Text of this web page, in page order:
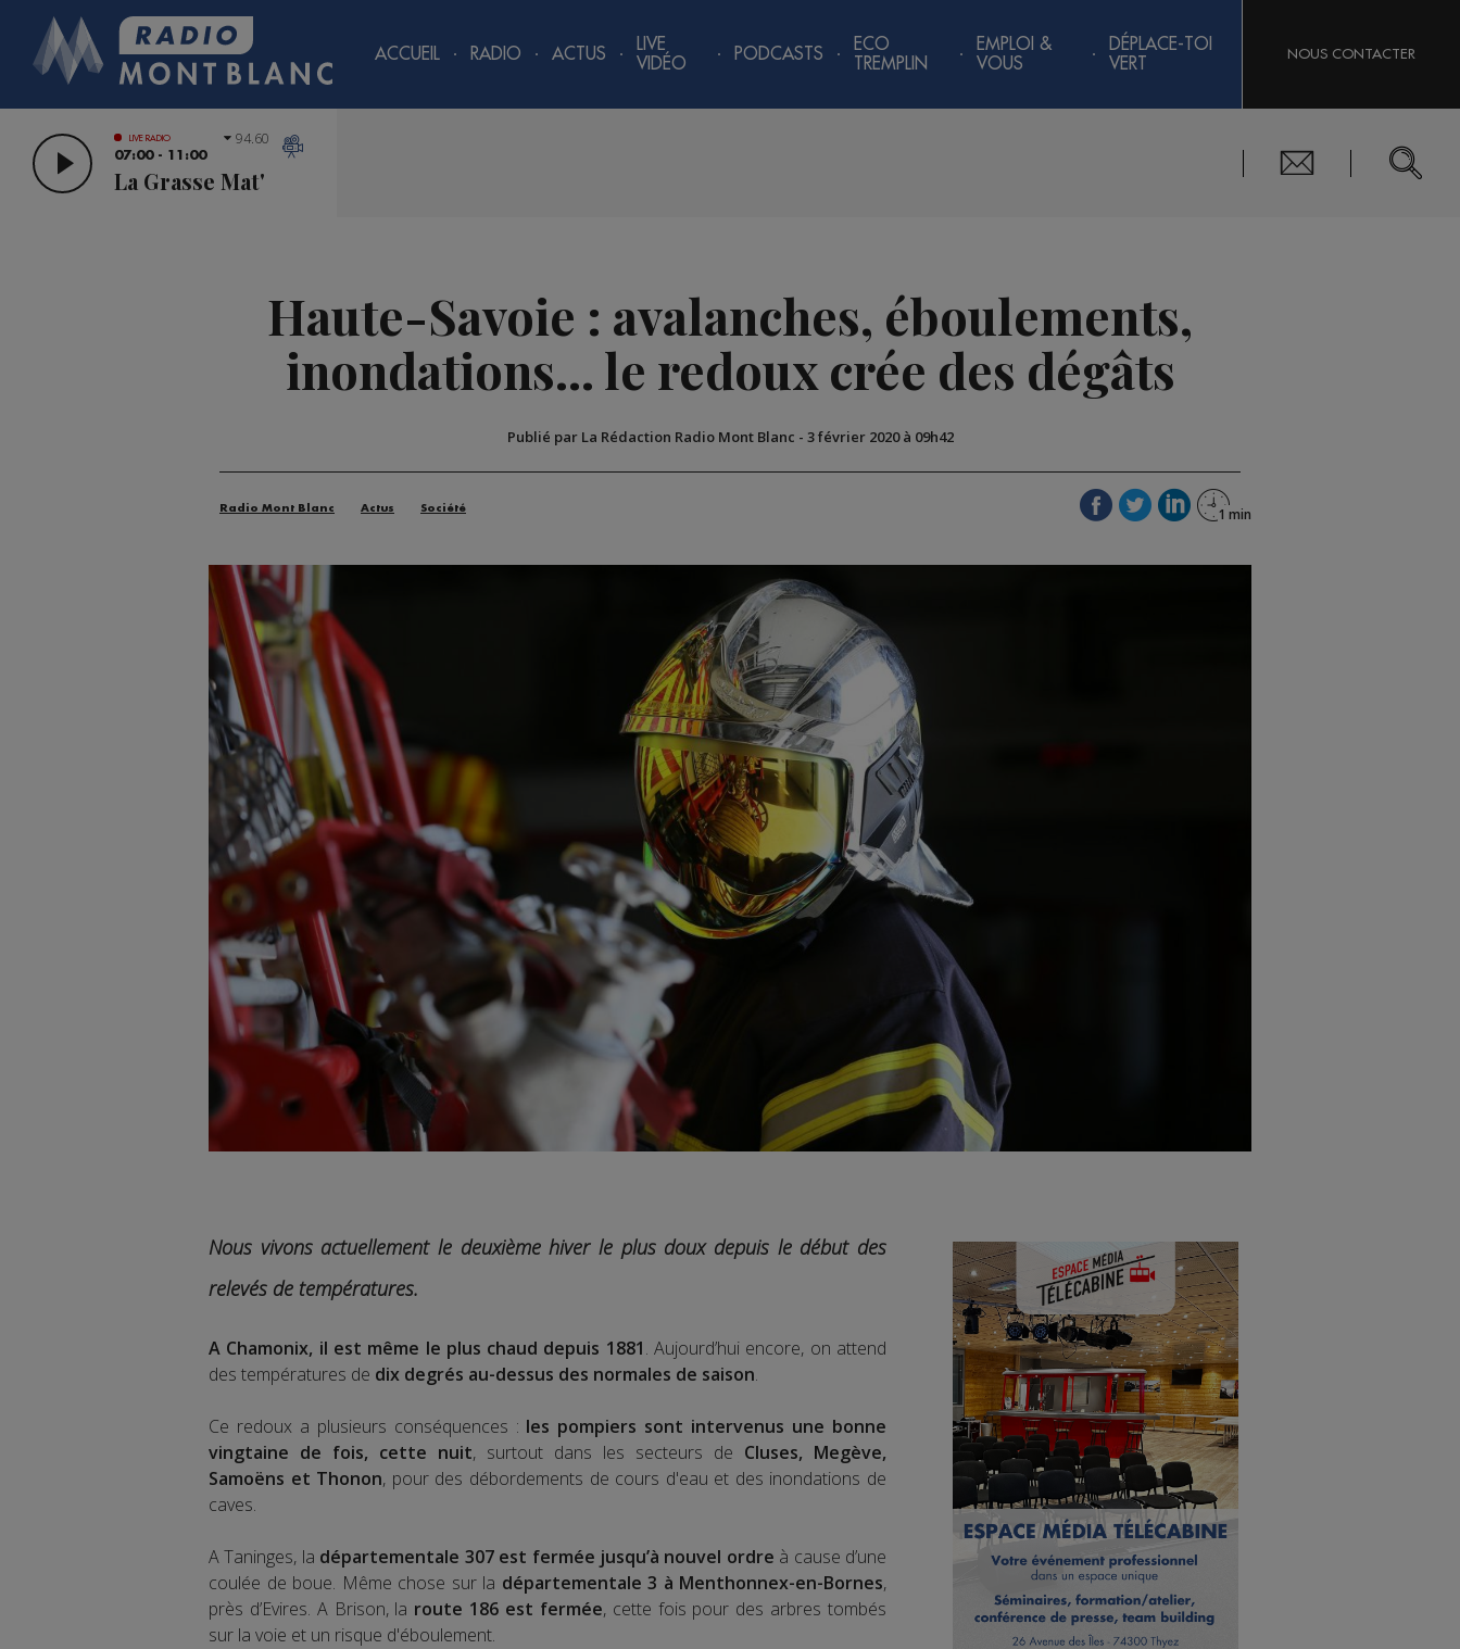
ACCUEIL RADIO ACTUS
LIVE
VIDÉO
PODCASTS
ECO
TREMPLIN
EMPLOI &
VOUS
DÉPLACE-TOI
VERT
NOUS CONTACTER
LIVE RADIO
07:00 - 11:00
La Grasse Mat'
94.60
Haute-Savoie : avalanches, éboulements,
inondations... le redoux crée des dégâts
Publié par La Rédaction Radio Mont Blanc - 3 février 2020 à 09h42
Radio Mont Blanc Actus Société
Nous vivons actuellement le deuxième hiver le plus doux depuis le début des
relevés de températures.
A Chamonix, il est même le plus chaud depuis 1881. Aujourd’hui encore, on attend
des températures de dix degrés au-dessus des normales de saison.
Ce redoux a plusieurs conséquences : les pompiers sont intervenus une bonne
vingtaine de fois, cette nuit, surtout dans les secteurs de Cluses, Megève,
Samoëns et Thonon, pour des débordements de cours d'eau et des inondations de
caves.
A Taninges, la départementale 307 est fermée jusqu’à nouvel ordre à cause d’une
coulée de boue. Même chose sur la départementale 3 à Menthonnex-en-Bornes,
près d’Evires. A Brison, la route 186 est fermée, cette fois pour des arbres tombés
sur la voie et un risque d'éboulement.